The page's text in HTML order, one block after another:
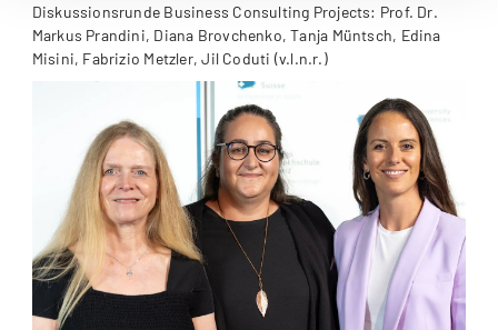
Diskussionsrunde Business Consulting Projects: Prof. Dr.
Markus Prandini, Diana Brovchenko, Tanja Müntsch, Edina
Misini, Fabrizio Metzler, Jil Coduti (v.l.n.r.)